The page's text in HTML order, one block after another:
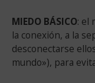
MIEDO BÁSICO: el
la conexión, a la
desconectarse
mundo»), para